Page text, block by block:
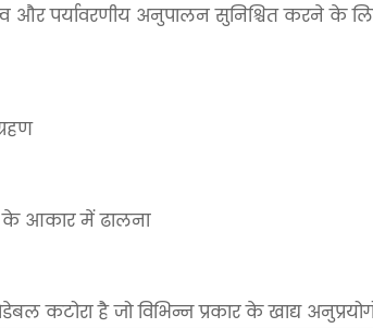
और पर्यावरणीय अनुपालन सुनिश्चित करने के
के आकार में ढालना
कटोरा है जो विभिन्न प्रकार के खाद्य